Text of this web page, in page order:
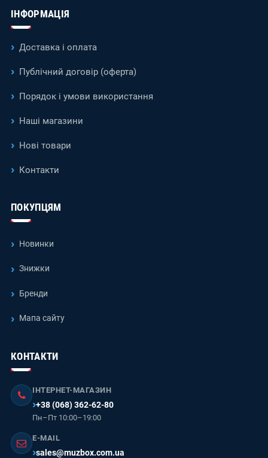
ІНФОРМАЦІЯ
Доставка і оплата
Публічний договір (оферта)
Порядок і умови використання
Наші магазини
Нові товари
Контакти
ПОКУПЦЯМ
Новинки
Знижки
Бренди
Мапа сайту
КОНТАКТИ
ІНТЕРНЕТ-МАГАЗИН
+38 (068) 362-62-80
Пн–Пт 10:00–19:00
E-MAIL
sales@muzbox.com.ua